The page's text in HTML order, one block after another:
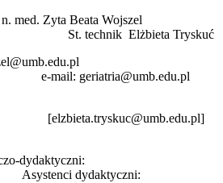
n. med. Zyta Beata Wojszel
Elżbieta Tryskuć
dydaktyczni:
dydaktyczni: